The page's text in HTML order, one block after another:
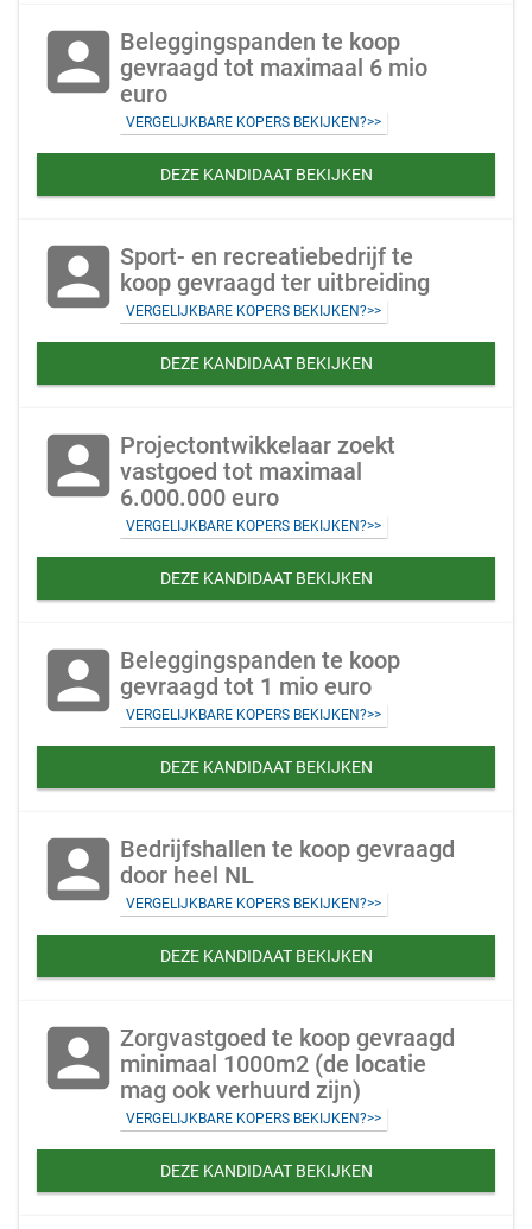
account_box Beleggingspanden te koop
gevraagd tot maximaal 6 mio
euro
VERGELIJKBARE KOPERS BEKIJKEN?>>
DEZE KANDIDAAT BEKIJKEN
account_box Sport- en recreatiebedrijf te
koop gevraagd ter uitbreiding
VERGELIJKBARE KOPERS BEKIJKEN?>>
DEZE KANDIDAAT BEKIJKEN
account_box Projectontwikkelaar zoekt
vastgoed tot maximaal
6.000.000 euro
VERGELIJKBARE KOPERS BEKIJKEN?>>
DEZE KANDIDAAT BEKIJKEN
account_box Beleggingspanden te koop
gevraagd tot 1 mio euro
VERGELIJKBARE KOPERS BEKIJKEN?>>
DEZE KANDIDAAT BEKIJKEN
account_box Bedrijfshallen te koop gevraagd
door heel NL
VERGELIJKBARE KOPERS BEKIJKEN?>>
DEZE KANDIDAAT BEKIJKEN
account_box Zorgvastgoed te koop gevraagd
minimaal 1000m2 (de locatie
mag ook verhuurd zijn)
VERGELIJKBARE KOPERS BEKIJKEN?>>
DEZE KANDIDAAT BEKIJKEN